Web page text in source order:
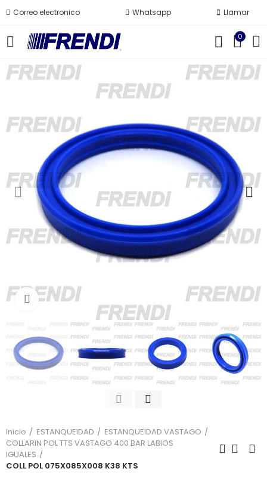
Correo electronico Whatsapp Llamar
0
Click para agrandar
Inicio ESTANQUEIDAD
ESTANQUEIDAD VASTAGO
COLLARIN POL TTS VASTAGO 400 BAR LABIOS
IGUALES
COLL POL 075X085X008 K38 KTS